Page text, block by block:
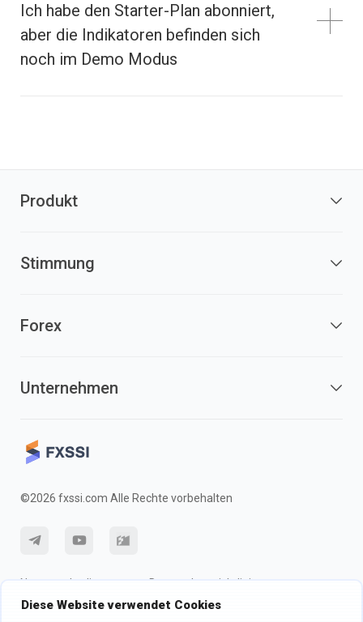
Diese Website verwendet Cookies
Ich habe den Starter-Plan abonniert,
aber die Indikatoren befinden sich
noch im Demo Modus
Produkt
Stimmung
Forex
Unternehmen
©2026 fxssi.com Alle Rechte vorbehalten
Nutzungsbedingungen
Datenschutzrichtlinie
Risikohinweis
Cookie-Richtlinie